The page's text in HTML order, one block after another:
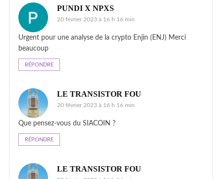
PUNDI X NPXS
20 février 2023 à 16 h 16 min
Urgent pour une analyse de la crypto Enjin (ENJ) Merci
beaucoup
RÉPONDRE
LE TRANSISTOR FOU
20 février 2023 à 16 h 16 min
Que pensez-vous du SIACOIN ?
RÉPONDRE
LE TRANSISTOR FOU